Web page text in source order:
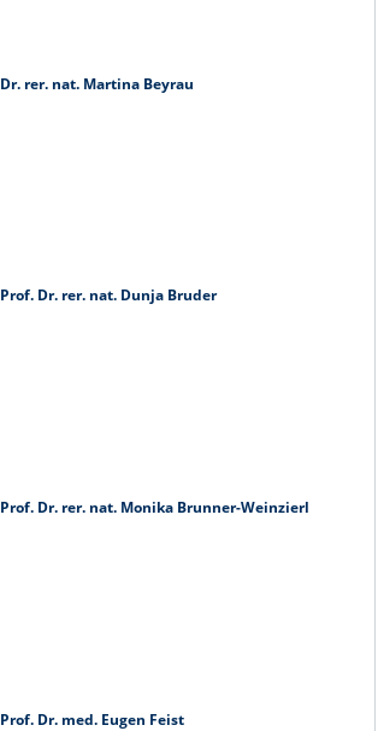
Dr. rer. nat. Martina Beyrau
Prof. Dr. rer. nat. Dunja Bruder
Prof. Dr. rer. nat. Monika Brunner-Weinzierl
Prof. Dr. med. Eugen Feist